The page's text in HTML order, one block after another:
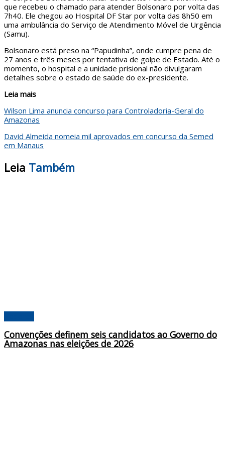
que recebeu o chamado para atender Bolsonaro por volta das
7h40. Ele chegou ao Hospital DF Star por volta das 8h50 em
uma ambulância do Serviço de Atendimento Móvel de Urgência
(Samu).
Bolsonaro está preso na “Papudinha”, onde cumpre pena de
27 anos e três meses por tentativa de golpe de Estado. Até o
momento, o hospital e a unidade prisional não divulgaram
detalhes sobre o estado de saúde do ex-presidente.
Leia mais
Wilson Lima anuncia concurso para Controladoria-Geral do
Amazonas
David Almeida nomeia mil aprovados em concurso da Semed
em Manaus
Leia Também
Convenções definem seis candidatos ao Governo do
Amazonas nas eleições de 2026